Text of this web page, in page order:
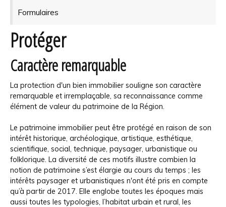
Formulaires
Protéger
Caractère remarquable
La protection d'un bien immobilier souligne son caractère
remarquable et irremplaçable, sa reconnaissance comme
élément de valeur du patrimoine de la Région.
Le patrimoine immobilier peut être protégé en raison de son
intérêt historique, archéologique, artistique, esthétique,
scientifique, social, technique, paysager, urbanistique ou
folklorique. La diversité de ces motifs illustre combien la
notion de patrimoine s’est élargie au cours du temps ; les
intérêts paysager et urbanistiques n'ont été pris en compte
qu’à partir de 2017. Elle englobe toutes les époques mais
aussi toutes les typologies, l’habitat urbain et rural, les